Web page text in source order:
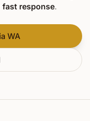
fast response.
WA